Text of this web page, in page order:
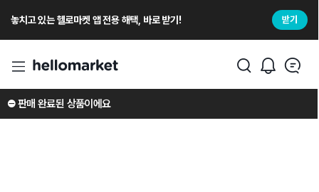
놓치고 있는 헬로마켓 앱 전용 해택, 바로 받기! 받기
⛔️ 판매 완료된 상품이에요